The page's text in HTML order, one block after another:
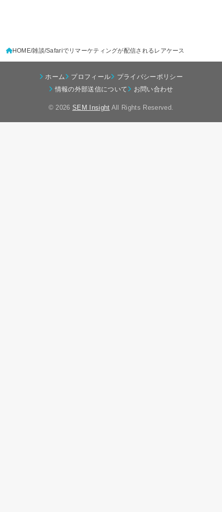
HOME 雑談 Safariでリマーケティングが配信されるレアケース
ホーム プロフィール
プライバシーポリシー
情報の外部送信について
お問い合わせ
© 2026 SEM Insight All Rights Reserved.